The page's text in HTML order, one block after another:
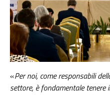
«Per noi, come responsabili
settore, è fondamentale tenere